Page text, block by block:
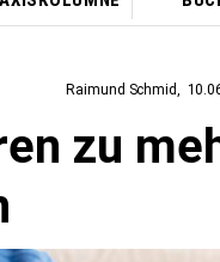
Raimund Schmid
zu